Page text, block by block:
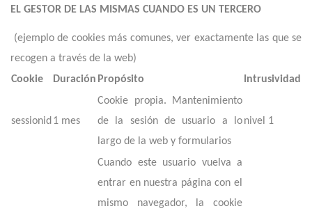
EL GESTOR DE LAS MISMAS CUANDO ES UN TERCERO
(ejemplo de cookies más comunes, ver exactamente las que se
recogen a través de la web)
Cookie
Duración Propósito Intrusividad
sessionid 1 mes
Cookie propia. Mantenimiento
de la sesión de usuario a lo
largo de la web y formularios
nivel 1
Cuando este usuario vuelva a
entrar en nuestra página con el
mismo navegador, la cookie